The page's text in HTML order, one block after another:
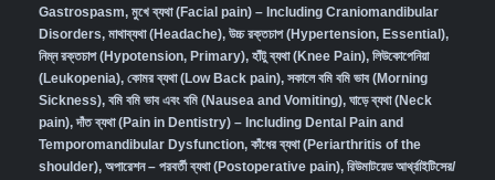
Gastrospasm, মুখে ব্যথা (Facial pain) – Including Craniomandibular
Disorders, মাথাব্যথা (Headache), উচ্চ রক্তচাপ (Hypertension, Essential),
নিম্ন রক্তচাপ (Hypotension, Primary), হাঁটু ব্যথা (Knee Pain), লিউকোপেনিয়া
(Leukopenia), কোমর ব্যথা (Low Back pain), সকালে বমি বমি ভাব (Morning
Sickness), বমি বমি ভাব এবং বমি (Nausea and Vomiting), ঘাড়ে ব্যথা (Neck
pain),দাঁত ব্যথা (Pain in Dentistry) – Including Dental Pain and
Temporomandibular Dysfunction, কাঁধের ব্যথা (Periarthritis of the
shoulder), অপারেশন – পরবর্তী ব্যথা (Postoperative pain), রিউমাটয়েড আর্থ্রাইটিসের/